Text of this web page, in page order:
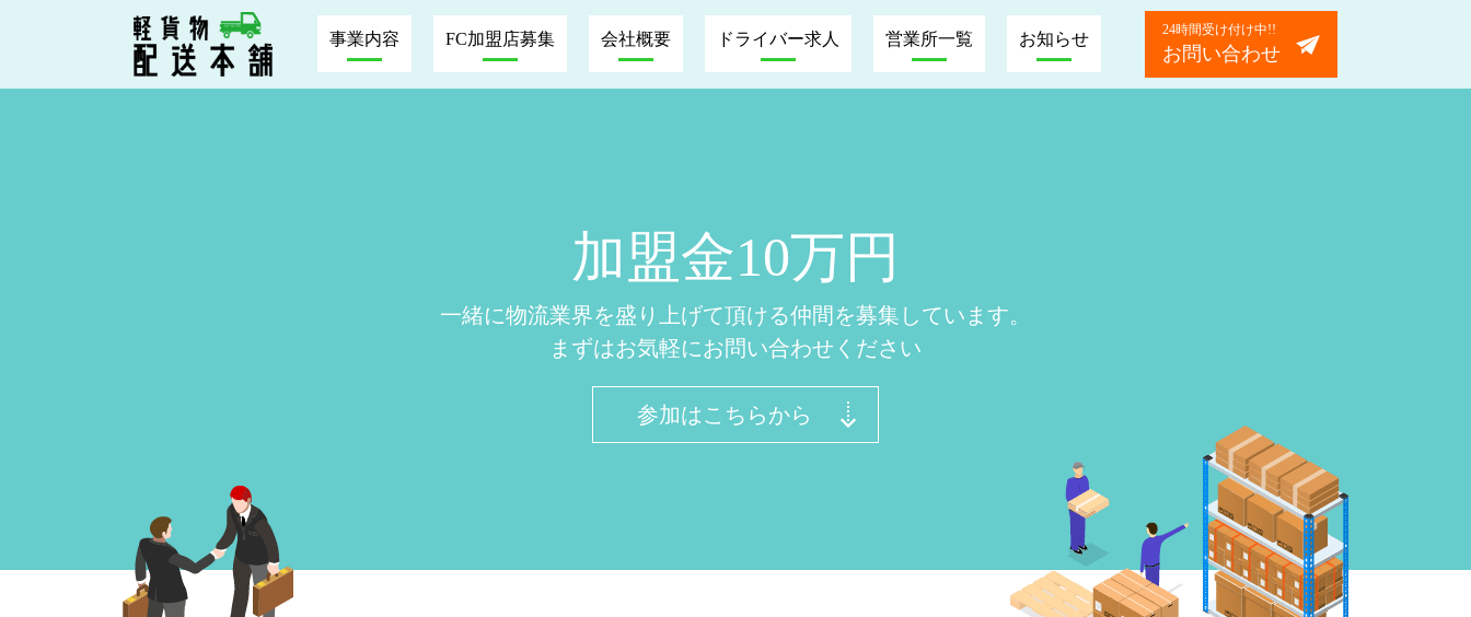
事業内容 FC加盟店募集 会社概要 ドライバー求人 営業所一覧 お知らせ 24時間受け付け中!!
お問い合わせ
加盟金10万円
一緒に物流業界を盛り上げて頂ける仲間を募集しています。
まずはお気軽にお問い合わせください
参加はこちらから